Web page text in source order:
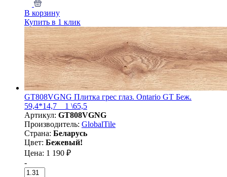
В корзину
Купить в 1 клик
GT808VGNG Плитка грес глаз. Ontario GT Беж.
59,4*14,7 _ 1 \65,5
Артикул: GT808VGNG
Производитель: GlobalTile
Страна: Беларусь
Цвет: Бежевый!
Цена: 1 190 ₽
-